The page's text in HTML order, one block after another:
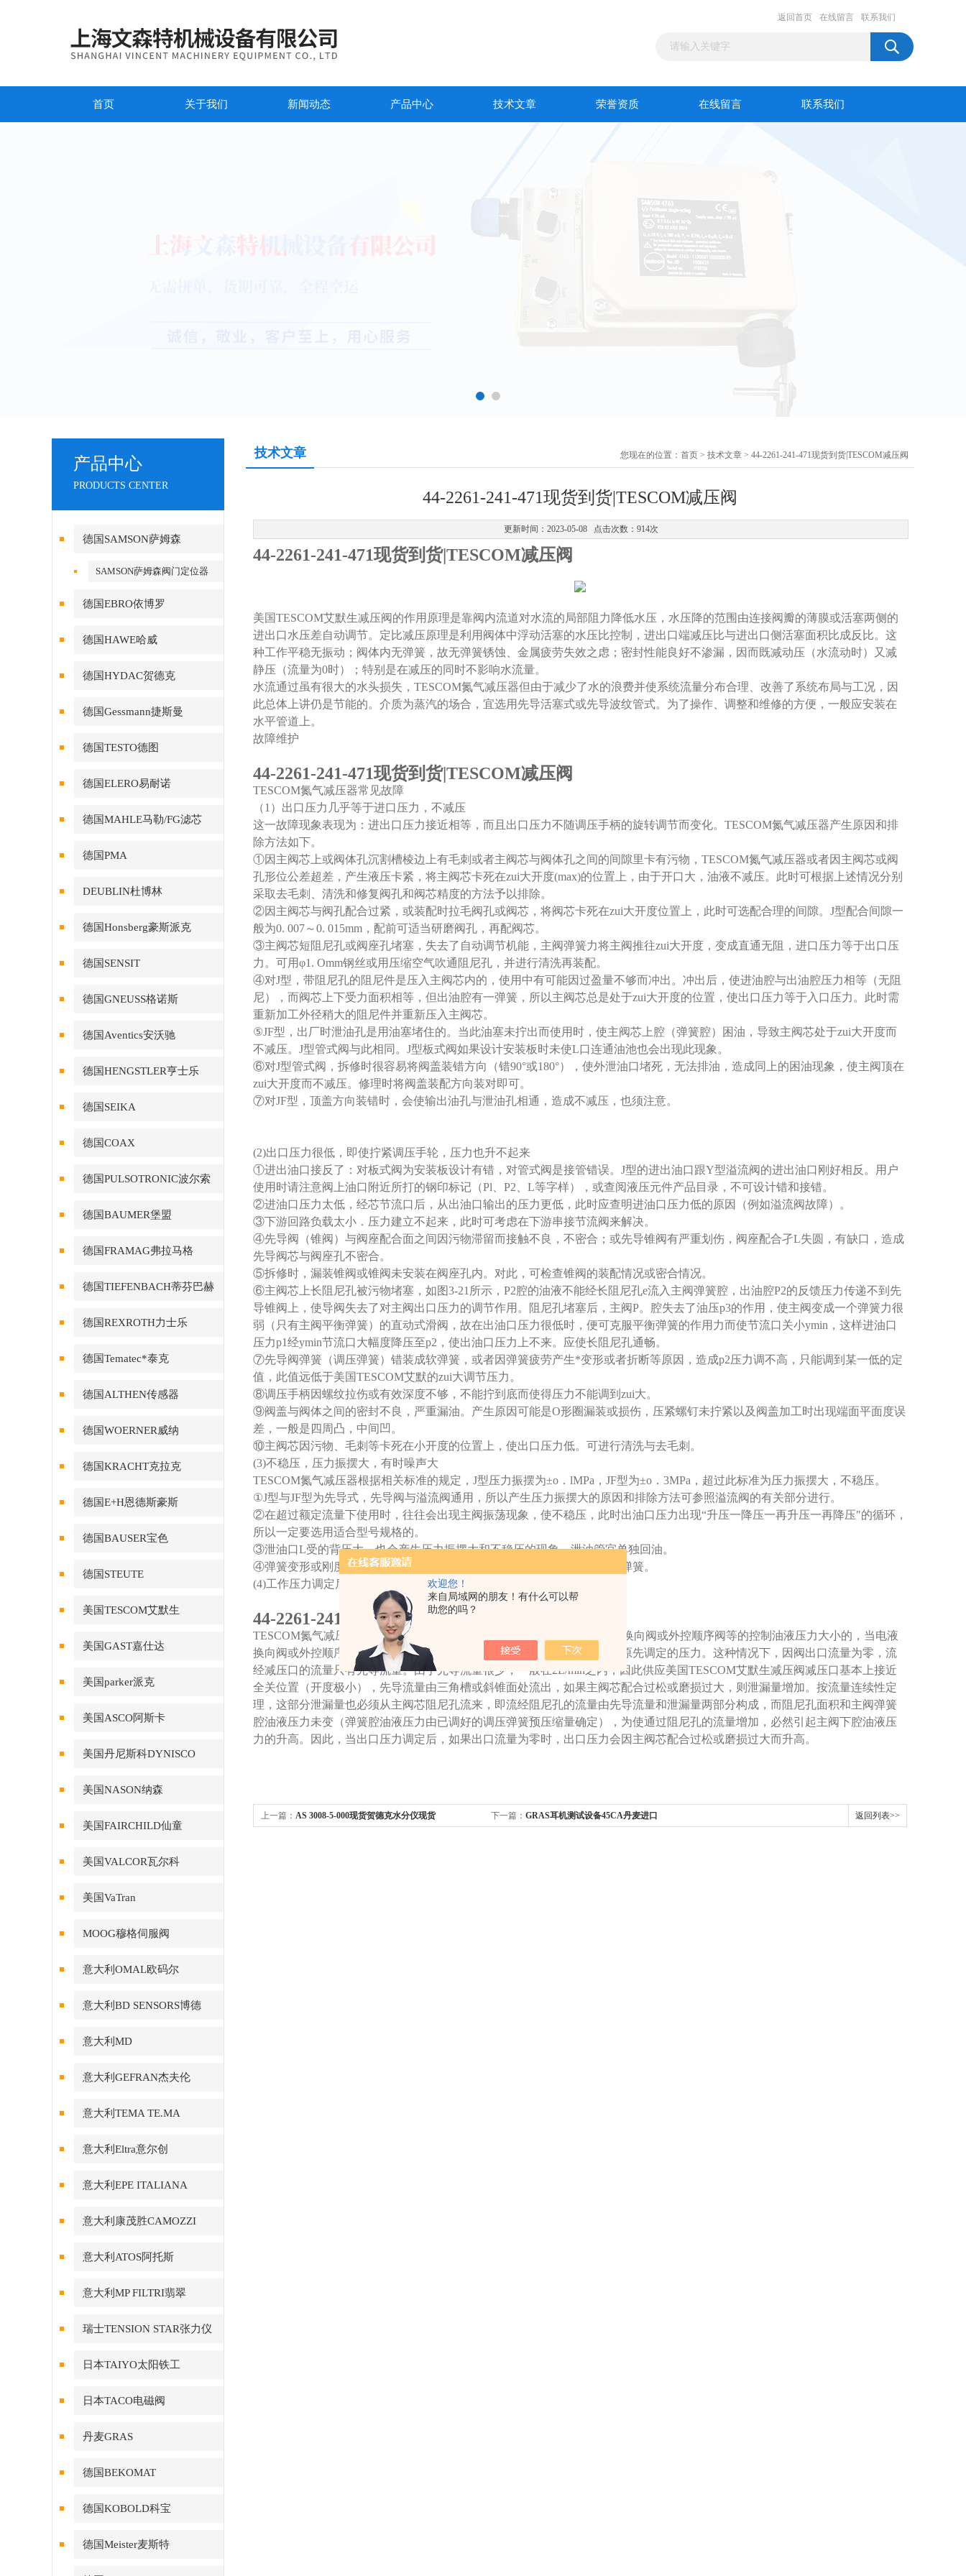
欢迎您！
来自局域网的朋友！有什么可以帮
助您的吗？
返回首页 在线留言 联系我们
首页 关于我们 新闻动态 产品中心 技术文章 荣誉资质 在线留言 联系我们
产品中心
PRODUCTS CENTER
德国SAMSON萨姆森
SAMSON萨姆森阀门定位器
德国EBRO依博罗
德国HAWE哈威
德国HYDAC贺德克
德国Gessmann捷斯曼
德国TESTO德图
德国ELERO易耐诺
德国MAHLE马勒/FG滤芯
德国PMA
DEUBLIN杜博林
德国Honsberg豪斯派克
德国SENSIT
德国GNEUSS格诺斯
德国Aventics安沃驰
德国HENGSTLER亨士乐
德国SEIKA
德国COAX
德国PULSOTRONIC波尔索
德国BAUMER堡盟
德国FRAMAG弗拉马格
德国TIEFENBACH蒂芬巴赫
德国REXROTH力士乐
德国Tematec*泰克
德国ALTHEN传感器
德国WOERNER威纳
德国KRACHT克拉克
德国E+H恩德斯豪斯
德国BAUSER宝色
德国STEUTE
美国TESCOM艾默生
美国GAST嘉仕达
美国parker派克
美国ASCO阿斯卡
美国丹尼斯科DYNISCO
美国NASON纳森
美国FAIRCHILD仙童
美国VALCOR瓦尔科
美国VaTran
MOOG穆格伺服阀
意大利OMAL欧码尔
意大利BD SENSORS博德
意大利MD
意大利GEFRAN杰夫伦
意大利TEMA TE.MA
意大利Eltra意尔创
意大利EPE ITALIANA
意大利康茂胜CAMOZZI
意大利ATOS阿托斯
意大利MP FILTRI翡翠
瑞士TENSION STAR张力仪
日本TAIYO太阳铁工
日本TACO电磁阀
丹麦GRAS
德国BEKOMAT
德国KOBOLD科宝
德国Meister麦斯特
技术文章 您现在的位置： 首页 > 技术文章 > 44-2261-241-471现货到货|TESCOM减压阀
44-2261-241-471现货到货|TESCOM减压阀
更新时间：2023-05-08 点击次数：914次
44-2261-241-471现货到货|TESCOM减压阀
美国TESCOM艾默生减压阀的作用原理是靠阀内流道对水流的局部阻力降低水压，水压降的范围由连接阀瓣的薄膜或活塞两侧的
进出口水压差自动调节。定比减压原理是利用阀体中浮动活塞的水压比控制，进出口端减压比与进出口侧活塞面积比成反比。这
种工作平稳无振动；阀体内无弹簧，故无弹簧锈蚀、金属疲劳失效之虑；密封性能良好不渗漏，因而既减动压（水流动时）又减
静压（流量为0时）；特别是在减压的同时不影响水流量。
水流通过虽有很大的水头损失，TESCOM氮气减压器但由于减少了水的浪费并使系统流量分布合理、改善了系统布局与工况，因
此总体上讲仍是节能的。介质为蒸汽的场合，宜选用先导活塞式或先导波纹管式。为了操作、调整和维修的方便，一般应安装在
水平管道上。
故障维护
44-2261-241-471现货到货|TESCOM减压阀
TESCOM氮气减压器常见故障
（1）出口压力几乎等于进口压力，不减压
这一故障现象表现为：进出口压力接近相等，而且出口压力不随调压手柄的旋转调节而变化。TESCOM氮气减压器产生原因和排
除方法如下。
①因主阀芯上或阀体孔沉割槽棱边上有毛刺或者主阀芯与阀体孔之间的间隙里卡有污物，TESCOM氮气减压器或者因主阀芯或阀
孔形位公差超差，产生液压卡紧，将主阀芯卡死在zui大开度(max)的位置上，由于开口大，油液不减压。此时可根据上述情况分别
采取去毛刺、清洗和修复阀孔和阀芯精度的方法予以排除。
②因主阀芯与阀孔配合过紧，或装配时拉毛阀孔或阀芯，将阀芯卡死在zui大开度位置上，此时可选配合理的间隙。J型配合间隙一
般为0. 007～0. 015mm，配前可适当研磨阀孔，再配阀芯。
③主阀芯短阻尼孔或阀座孔堵塞，失去了自动调节机能，主阀弹簧力将主阀推往zui大开度，变成直通无阻，进口压力等于出口压
力。可用φ1. Omm钢丝或用压缩空气吹通阻尼孔，并进行清洗再装配。
④对J型，带阻尼孔的阻尼件是压入主阀芯内的，使用中有可能因过盈量不够而冲出。冲出后，使进油腔与出油腔压力相等（无阻
尼），而阀芯上下受力面积相等，但出油腔有一弹簧，所以主阀芯总是处于zui大开度的位置，使出口压力等于入口压力。此时需
重新加工外径稍大的阻尼件并重新压入主阀芯。
⑤JF型，出厂时泄油孔是用油塞堵住的。当此油塞未拧出而使用时，使主阀芯上腔（弹簧腔）困油，导致主阀芯处于zui大开度而
不减压。J型管式阀与此相同。J型板式阀如果设计安装板时未使L口连通油池也会出现此现象。
⑥对J型管式阀，拆修时很容易将阀盖装错方向（错90°或180°），使外泄油口堵死，无法排油，造成同上的困油现象，使主阀顶在
zui大开度而不减压。修理时将阀盖装配方向装对即可。
⑦对JF型，顶盖方向装错时，会使输出油孔与泄油孔相通，造成不减压，也须注意。
(2)出口压力很低，即使拧紧调压手轮，压力也升不起来
①进出油口接反了：对板式阀为安装板设计有错，对管式阀是接管错误。J型的进出油口跟Y型溢流阀的进出油口刚好相反。用户
使用时请注意阀上油口附近所打的钢印标记（Pl、P2、L等字样），或查阅液压元件产品目录，不可设计错和接错。
②进油口压力太低，经芯节流口后，从出油口输出的压力更低，此时应查明进油口压力低的原因（例如溢流阀故障）。
③下游回路负载太小．压力建立不起来，此时可考虑在下游串接节流阀来解决。
④先导阀（锥阀）与阀座配合面之间因污物滞留而接触不良，不密合；或先导锥阀有严重划伤，阀座配合孑L失圆，有缺口，造成
先导阀芯与阀座孔不密合。
⑤拆修时，漏装锥阀或锥阀未安装在阀座孔内。对此，可检查锥阀的装配情况或密合情况。
⑥主阀芯上长阻尼孔被污物堵塞，如图3-21所示，P2腔的油液不能经长阻尼孔e流入主阀弹簧腔，出油腔P2的反馈压力传递不到先
导锥阀上，使导阀失去了对主阀出口压力的调节作用。阻尼孔堵塞后，主阀P。腔失去了油压p3的作用，使主阀变成一个弹簧力很
弱（只有主阀平衡弹簧）的直动式滑阀，故在出油口压力很低时，便可克服平衡弹簧的作用力而使节流口关小ymin，这样进油口
压力p1经ymin节流口大幅度降压至p2，使出油口压力上不来。应使长阻尼孔通畅。
⑦先导阀弹簧（调压弹簧）错装成软弹簧，或者因弹簧疲劳产生*变形或者折断等原因，造成p2压力调不高，只能调到某一低的定
值，此值远低于美国TESCOM艾默的zui大调节压力。
⑧调压手柄因螺纹拉伤或有效深度不够，不能拧到底而使得压力不能调到zui大。
⑨阀盖与阀体之间的密封不良，严重漏油。产生原因可能是O形圈漏装或损伤，压紧螺钉未拧紧以及阀盖加工时出现端面平面度误
差，一般是四周凸，中间凹。
⑩主阀芯因污物、毛刺等卡死在小开度的位置上，使出口压力低。可进行清洗与去毛刺。
(3)不稳压，压力振摆大，有时噪声大
TESCOM氮气减压器根据相关标准的规定，J型压力振摆为±o．lMPa，JF型为±o．3MPa，超过此标准为压力振摆大，不稳压。
①J型与JF型为先导式，先导阀与溢流阀通用，所以产生压力振摆大的原因和排除方法可参照溢流阀的有关部分进行。
②在超过额定流量下使用时，往往会出现主阀振荡现象，使不稳压，此时出油口压力出现“升压一降压一再升压一再降压"的循环，
所以一定要选用适合型号规格的。
③泄油口L受的背压大，也会产生压力振摆大和不稳压的现象，泄油管宜单独回油。
④弹簧变形或刚度不好（热处理不好），导致压力波动大，可更换合格的弹簧。
(4)工作压力调定后出油口压力自行升高
44-2261-241-471现货到货|TESCOM减压阀
TESCOM氮气减压器在某些减压控制回路中，的出口压力是用来控制电液换向阀或外控顺序阀等的控制油液压力大小的，当电液
换向阀或外控顺序阀换向或工作后，出油口流量变为零，但压力还需保持原先调定的压力。这种情况下，因阀出口流量为零，流
经减压口的流量只有先导流量。由于先导流量很少，一般在2L/min之内，因此供应美国TESCOM艾默生减压阀减压口基本上接近
全关位置（开度极小），先导流量由三角槽或斜锥面处流出，如果主阀芯配合过松或磨损过大，则泄漏量增加。按流量连续性定
理，这部分泄漏量也必须从主阀芯阻尼孔流来，即流经阻尼孔的流量由先导流量和泄漏量两部分构成，而阻尼孔面积和主阀弹簧
腔油液压力未变（弹簧腔油液压力由已调好的调压弹簧预压缩量确定），为使通过阻尼孔的流量增加，必然引起主阀下腔油液压
力的升高。因此，当出口压力调定后，如果出口流量为零时，出口压力会因主阀芯配合过松或磨损过大而升高。
上一篇： AS 3008-5-000现货贺德克水分仪现货 下一篇： GRAS耳机测试设备45CA丹麦进口 返回列表>>